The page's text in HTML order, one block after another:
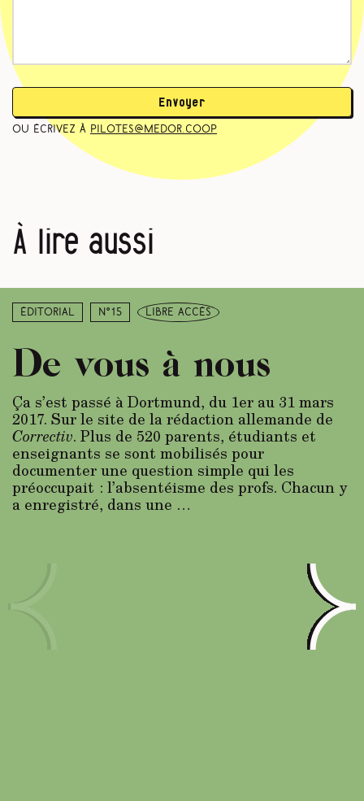
Envoyer
ou écrivez à pilotes@medor.coop
À lire aussi
Éditorial N°15 libre accès
De vous à nous
Ça s’est passé à Dortmund, du 1er au 31 mars
2017. Sur le site de la rédaction allemande de
Correctiv. Plus de 520 parents, étudiants et
enseignants se sont mobilisés pour
documenter une question simple qui les
préoccupait : l’absentéisme des profs. Chacun y
a enregistré, dans une …